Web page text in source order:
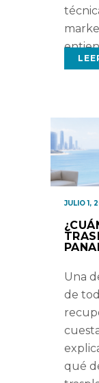
JULIO 1,
Una
de
qué